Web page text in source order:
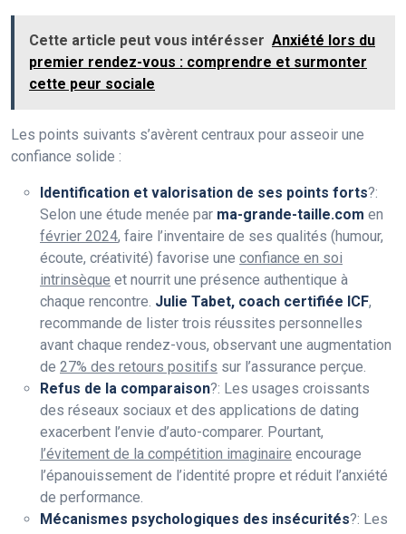
Cette article peut vous intérésser Anxiété lors du
premier rendez-vous : comprendre et surmonter
cette peur sociale
Les points suivants s’avèrent centraux pour asseoir une
confiance solide :
Identification et valorisation de ses points forts?:
Selon une étude menée par ma-grande-taille.com en
février 2024, faire l’inventaire de ses qualités (humour,
écoute, créativité) favorise une confiance en soi
intrinsèque et nourrit une présence authentique à
chaque rencontre. Julie Tabet, coach certifiée ICF,
recommande de lister trois réussites personnelles
avant chaque rendez-vous, observant une augmentation
de 27% des retours positifs sur l’assurance perçue.
Refus de la comparaison?: Les usages croissants
des réseaux sociaux et des applications de dating
exacerbent l’envie d’auto-comparer. Pourtant,
l’évitement de la compétition imaginaire encourage
l’épanouissement de l’identité propre et réduit l’anxiété
de performance.
Mécanismes psychologiques des insécurités?: Les